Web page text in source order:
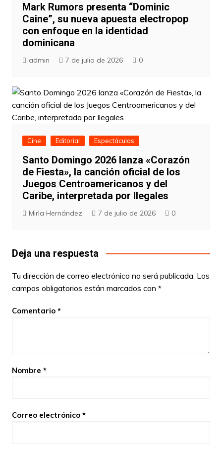
Mark Rumors presenta “Dominic
Caine”, su nueva apuesta electropop
con enfoque en la identidad
dominicana
admin 7 de julio de 2026 0
Cine Editorial Espectáculos
Santo Domingo 2026 lanza «Corazón
de Fiesta», la canción oficial de los
Juegos Centroamericanos y del
Caribe, interpretada por Ilegales
Mirla Hernández 7 de julio de 2026 0
Deja una respuesta
Tu dirección de correo electrónico no será publicada. Los
campos obligatorios están marcados con *
Comentario *
Nombre *
Correo electrónico *